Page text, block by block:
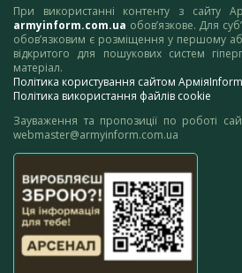
При використанні контенту з сайту
armyinform.com.ua обов’язкове. Для
обов’язковим є розміщення у першому
відкритого для пошукових систем
матеріал.
Політика користування сайтом АрміяInform
Політика використання файлів cookie
Зауваження та пропозиції по роботі
webmaster@armyinform.com.ua